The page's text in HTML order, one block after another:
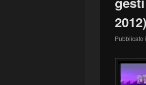
2012)
Pubblicato